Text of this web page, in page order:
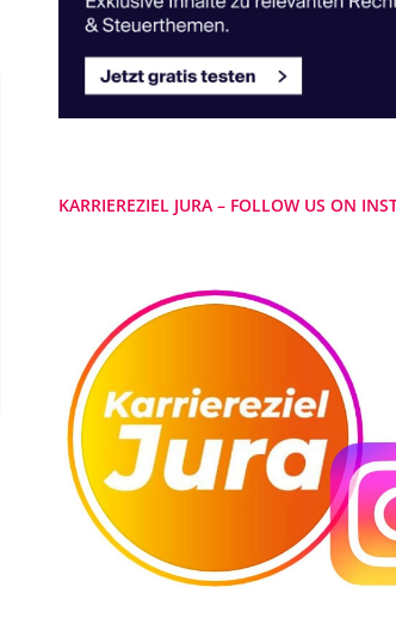
KARRIEREZIEL JURA – FOLLOW US ON